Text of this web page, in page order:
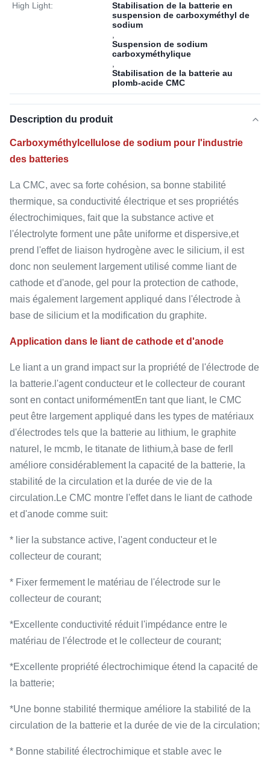
High Light:
Stabilisation de la batterie en
suspension de carboxyméthyl de
sodium
Suspension de sodium
carboxyméthylique
Stabilisation de la batterie au
plomb-acide CMC
Description du produit
Carboxyméthylcellulose de sodium pour l'industrie
des batteries
La CMC, avec sa forte cohésion, sa bonne stabilité
thermique, sa conductivité électrique et ses propriétés
électrochimiques, fait que la substance active et
l'électrolyte forment une pâte uniforme et dispersive,et
prend l'effet de liaison hydrogène avec le silicium, il est
donc non seulement largement utilisé comme liant de
cathode et d'anode, gel pour la protection de cathode,
mais également largement appliqué dans l'électrode à
base de silicium et la modification du graphite.
Application dans le liant de cathode et d'anode
Le liant a un grand impact sur la propriété de l'électrode de
la batterie.l'agent conducteur et le collecteur de courant
sont en contact uniformémentEn tant que liant, le CMC
peut être largement appliqué dans les types de matériaux
d'électrodes tels que la batterie au lithium, le graphite
naturel, le mcmb, le titanate de lithium,à base de ferIl
améliore considérablement la capacité de la batterie, la
stabilité de la circulation et la durée de vie de la
circulation.Le CMC montre l'effet dans le liant de cathode
et d'anode comme suit:
* lier la substance active, l'agent conducteur et le
collecteur de courant;
* Fixer fermement le matériau de l'électrode sur le
collecteur de courant;
*Excellente conductivité réduit l'impédance entre le
matériau de l'électrode et le collecteur de courant;
*Excellente propriété électrochimique étend la capacité de
la batterie;
*Une bonne stabilité thermique améliore la stabilité de la
circulation de la batterie et la durée de vie de la circulation;
* Bonne stabilité électrochimique et stable avec le